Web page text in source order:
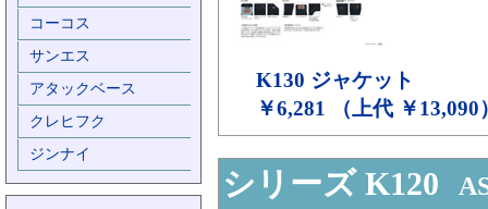
コーコス
サンエス
アタックベース
クレヒフク
ジンナイ
K130 ジャケット
￥6,281 （上代 ￥13,090
シリーズ K120